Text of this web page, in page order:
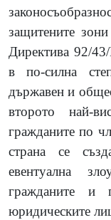
защитените
Директива 92/
в по-силна
държавен и
второто най-
гражданите по
страна се
евентуална
гражданите и
юридическите